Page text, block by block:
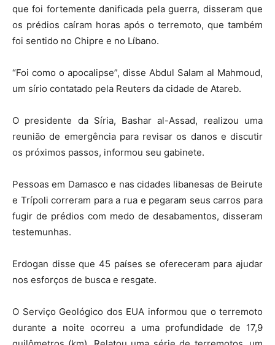
que foi fortemente danificada pela guerra, disseram que
os prédios caíram horas após o terremoto, que também
foi sentido no Chipre e no Líbano.
“Foi como o apocalipse”, disse Abdul Salam al Mahmoud,
um sírio contatado pela Reuters da cidade de Atareb.
O presidente da Síria, Bashar al-Assad, realizou uma
reunião de emergência para revisar os danos e discutir
os próximos passos, informou seu gabinete.
Pessoas em Damasco e nas cidades libanesas de Beirute
e Trípoli correram para a rua e pegaram seus carros para
fugir de prédios com medo de desabamentos, disseram
testemunhas.
Erdogan disse que 45 países se ofereceram para ajudar
nos esforços de busca e resgate.
O Serviço Geológico dos EUA informou que o terremoto
durante a noite ocorreu a uma profundidade de 17,9